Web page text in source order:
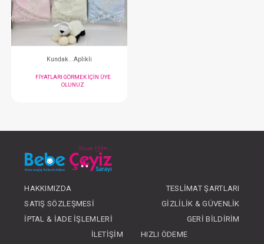
FIYATLARI GÖRMEK IÇIN ÜYE
OLUNUZ
Kundak...Aplikli
OLUNUZ
HAKKIMIZDA
TESLIMAT ŞARTLARI
SATIŞ SÖZLEŞMESI
GIZLILIK & GÜVENLIK
İPTAL & İADE İŞLEMLERI
GERI BILDIRIM
İLETIŞIM
HIZLI ÖDEME